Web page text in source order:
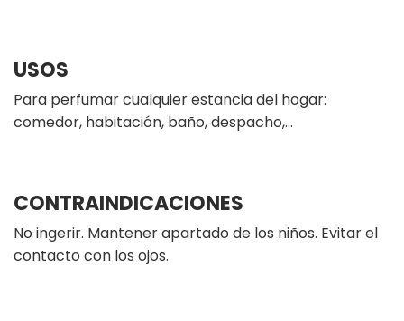
USOS
Para perfumar cualquier estancia del hogar:
comedor, habitación, baño, despacho,…
CONTRAINDICACIONES
No ingerir. Mantener apartado de los niños. Evitar el
contacto con los ojos.